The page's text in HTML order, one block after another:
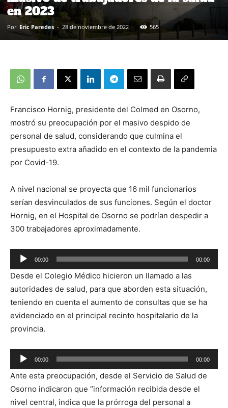
en 2023
Por Eric Paredes - 28 de noviembre de 2022 565
Francisco Hornig, presidente del Colmed en Osorno,
mostró su preocupación por el masivo despido de
personal de salud, considerando que culmina el
presupuesto extra añadido en el contexto de la pandemia
por Covid-19.
A nivel nacional se proyecta que 16 mil funcionarios
serían desvinculados de sus funciones. Según el doctor
Hornig, en el Hospital de Osorno se podrían despedir a
300 trabajadores aproximadamente.
Reproductor
de
audio
00:00 00:00
Desde el Colegio Médico hicieron un llamado a las
autoridades de salud, para que aborden esta situación,
teniendo en cuenta el aumento de consultas que se ha
evidenciado en el principal recinto hospitalario de la
provincia.
Reproductor
de
audio
00:00 00:00
Ante esta preocupación, desde el Servicio de Salud de
Osorno indicaron que “información recibida desde el
nivel central, indica que la prórroga del personal a